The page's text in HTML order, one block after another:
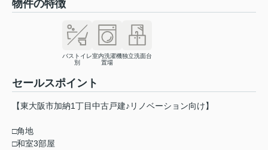
物件の特徴
バストイレ
別
室内洗濯機
置場
独立洗面台
セールスポイント
【東大阪市加納1丁目中古戸建♪リノベーション向け】
□角地
□和室3部屋